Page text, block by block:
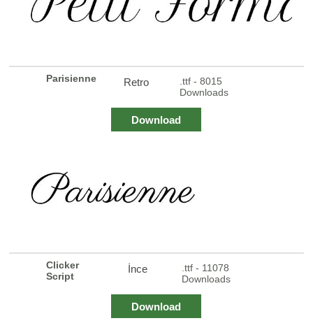
Parisienne Retro
.ttf - 8015
Downloads
Download
Clicker
Script
İnce
.ttf - 11078
Downloads
Download